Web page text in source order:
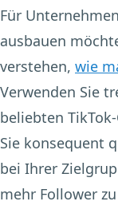
Für
ausbauen
verstehen, wie
Verwenden Sie
beliebten
Sie konsequent
bei Ihrer
mehr Follower